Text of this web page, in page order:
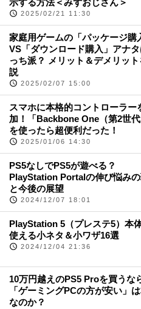
示する方法＜みずおじさん＞
2025/02/21 11:30
家庭用ゲームの「パッケージ購
VS「ダウンロード購入」アナ
っち派？ メリット＆デメリッ
説
2025/02/07 15:00
スマホに本格的コントローラー
加！「Backbone One（第2世代
を使ったら超便利だった！
2025/01/06 14:30
PS5なしでPS5が遊べる？
PlayStation Portalの伸び悩み
と今後の展望
2024/12/07 18:01
PlayStation 5（プレステ5）本
使える小ネタ＆小ワザ16選
2024/12/04 21:36
10万円越えのPS5 Proを買うな
「ゲーミングPCの方が安い」
なのか？